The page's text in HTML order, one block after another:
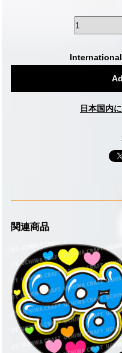
日本国内
関連商品